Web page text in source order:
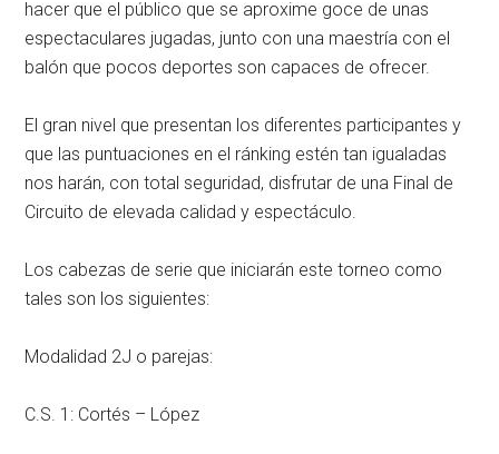
hacer que el público que se aproxime goce de unas
espectaculares jugadas, junto con una maestría con el
balón que pocos deportes son capaces de ofrecer.
El gran nivel que presentan los diferentes participantes y
que las puntuaciones en el ránking estén tan igualadas
nos harán, con total seguridad, disfrutar de una Final de
Circuito de elevada calidad y espectáculo.
Los cabezas de serie que iniciarán este torneo como
tales son los siguientes:
Modalidad 2J o parejas:
C.S. 1: Cortés – López